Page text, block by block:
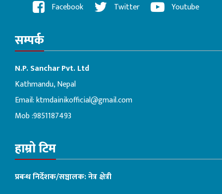
Facebook Twitter Youtube
सम्पर्क
N.P. Sanchar Pvt. Ltd
Kathmandu, Nepal
Email:ktmdainikofficial@gmail.com
Mob :9851187493
हाम्रो टिम
प्रबन्ध निर्देशक/सञ्चालक: नेत्र क्षेत्री